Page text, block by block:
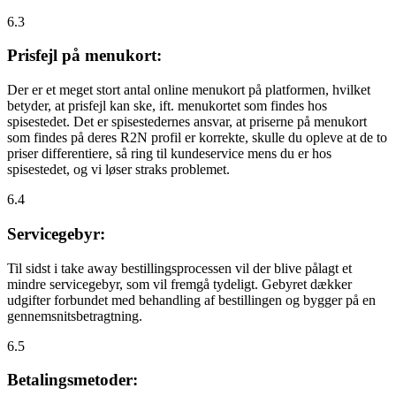
6.3
Prisfejl på menukort:
Der er et meget stort antal online menukort på platformen, hvilket
betyder, at prisfejl kan ske, ift. menukortet som findes hos
spisestedet. Det er spisestedernes ansvar, at priserne på menukort
som findes på deres R2N profil er korrekte, skulle du opleve at de to
priser differentiere, så ring til kundeservice mens du er hos
spisestedet, og vi løser straks problemet.
6.4
Servicegebyr:
Til sidst i take away bestillingsprocessen vil der blive pålagt et
mindre servicegebyr, som vil fremgå tydeligt. Gebyret dækker
udgifter forbundet med behandling af bestillingen og bygger på en
gennemsnitsbetragtning.
6.5
Betalingsmetoder: